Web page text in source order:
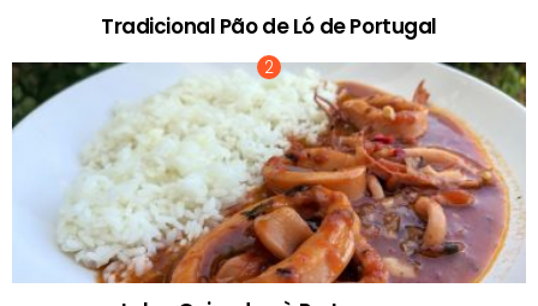
Tradicional Pão de Ló de Portugal